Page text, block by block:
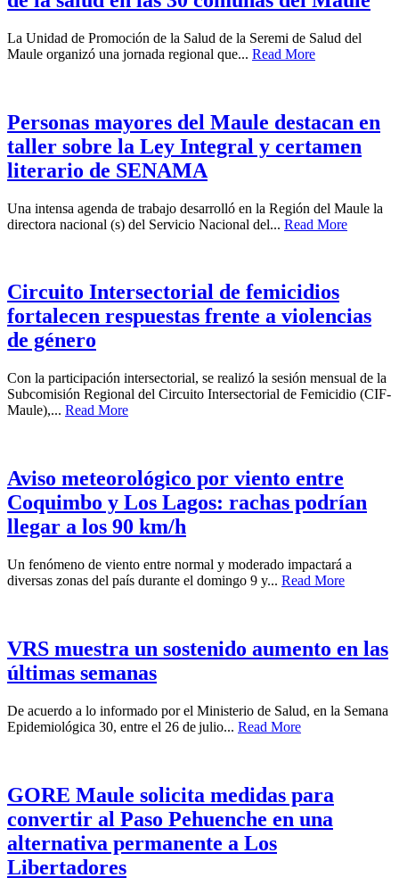
La Unidad de Promoción de la Salud de la Seremi de Salud del
Maule organizó una jornada regional que... Read More
Personas mayores del Maule destacan en
taller sobre la Ley Integral y certamen
literario de SENAMA
Una intensa agenda de trabajo desarrolló en la Región del Maule la
directora nacional (s) del Servicio Nacional del... Read More
Circuito Intersectorial de femicidios
fortalecen respuestas frente a violencias
de género
Con la participación intersectorial, se realizó la sesión mensual de la
Subcomisión Regional del Circuito Intersectorial de Femicidio (CIF-
Maule),... Read More
Aviso meteorológico por viento entre
Coquimbo y Los Lagos: rachas podrían
llegar a los 90 km/h
Un fenómeno de viento entre normal y moderado impactará a
diversas zonas del país durante el domingo 9 y... Read More
VRS muestra un sostenido aumento en las
últimas semanas
De acuerdo a lo informado por el Ministerio de Salud, en la Semana
Epidemiológica 30, entre el 26 de julio... Read More
GORE Maule solicita medidas para
convertir al Paso Pehuenche en una
alternativa permanente a Los
Libertadores